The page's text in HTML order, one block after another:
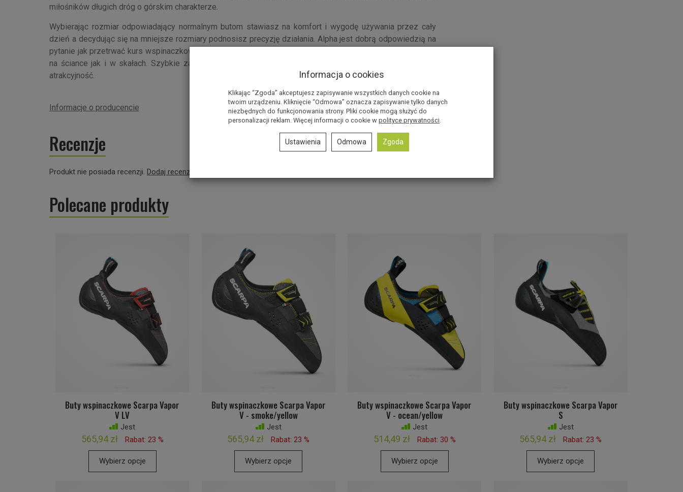
miłośników długich dróg o górskim charakterze.
Wybierając rozmiar odpowiadający normalnym butom stawiasz na komfort i wygodę używania przez cały
dzień a decydując się na mniejsze rozmiary podnosisz precyzję działania. Alpha jest dobrą odpowiedzią na
pytanie jak przetrwać kurs wspinaczkowy? Jest też dobrym pomysłem na długie sesje treningowe zarówno
na ściance jak i w skałach. Szybkie zapięcie Velcro ułatwia ściąganie i zakładanie a dobra cena podnosi
atrakcyjność.
Informacje o producencie
Recenzje
Produkt nie posiada recenzji. Dodaj recenzję
Polecane produkty
Buty wspinaczkowe Scarpa Vapor
V LV
Jest
565,94 zł Rabat: 23 %
Wybierz opcje
Buty wspinaczkowe Scarpa Vapor
V - smoke/yellow
Jest
565,94 zł Rabat: 23 %
Wybierz opcje
Buty wspinaczkowe Scarpa Vapor
V - ocean/yellow
Jest
514,49 zł Rabat: 30 %
Wybierz opcje
Buty wspinaczkowe Scarpa Vapor
S
Jest
565,94 zł Rabat: 23 %
Wybierz opcje
Informacja o cookies
Klikając “Zgoda” akceptujesz zapisywanie wszystkich danych cookie na
twoim urządzeniu. Kliknięcie “Odmowa” oznacza zapisywanie tylko danych
niezbędnych do funkcjonowania strony. Pliki cookie mogą służyć do
personalizacji reklam. Więcej informacji o cookie w polityce prywatności.
Ustawienia Odmowa Zgoda